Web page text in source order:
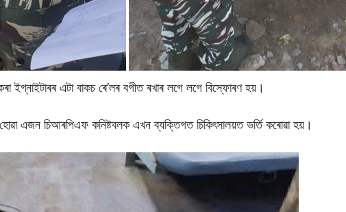
ইগ্নাইটাৰৰ এটা বাকচ ৰে’লৰ বগীত ৰখাৰ লগে লগে বিস্ফোৰণ হয়।
এজন চিআৰপিএফ কনিষ্টবলক এখন ব্যক্তিগত চিকিৎসালয়ত ভৰ্তি কৰোৱা হয়।